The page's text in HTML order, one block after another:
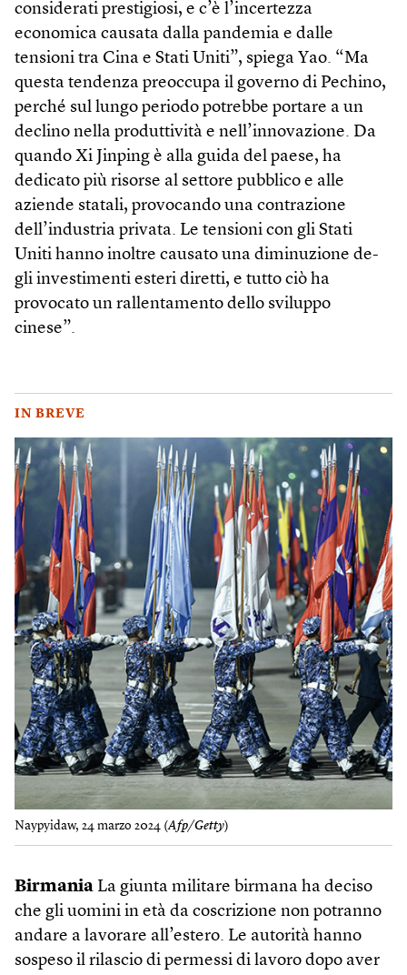
considerati prestigiosi, e c’è l’incertezza
economica causata dalla pandemia e dalle
tensioni tra Cina e Stati Uniti”, spiega Yao. “Ma
questa tendenza preoccupa il governo di Pechino,
perché sul lungo periodo potrebbe portare a un
declino nella produttività e nell’innovazione. Da
quando Xi Jinping è alla guida del paese, ha
dedicato più risorse al settore pubblico e alle
aziende statali, provocando una contrazione
dell’industria privata. Le tensioni con gli Stati
Uniti hanno inoltre causato una diminuzione de-
gli investimenti esteri diretti, e tutto ciò ha
provocato un rallentamento dello sviluppo
cinese”.
IN BREVE
Naypyidaw, 24 marzo 2024 (Afp/Getty)
Birmania La giunta militare birmana ha deciso
che gli uomini in età da coscrizione non potranno
andare a lavorare all’estero. Le autorità hanno
sospeso il rilascio di permessi di lavoro dopo aver